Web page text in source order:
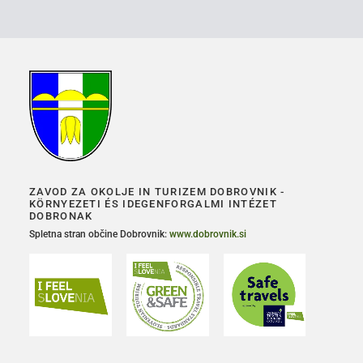
ZAVOD ZA OKOLJE IN TURIZEM DOBROVNIK -
KÖRNYEZETI ÉS IDEGENFORGALMI INTÉZET
DOBRONAK
Spletna stran občine Dobrovnik: www.dobrovnik.si